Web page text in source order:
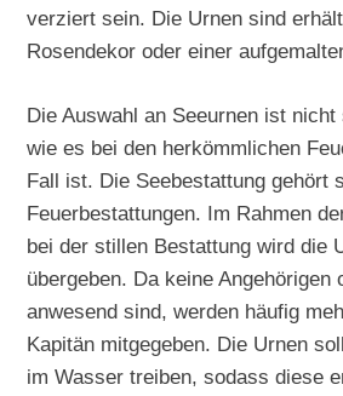
verziert sein. Die Urnen sind
Rosendekor oder einer
Die Auswahl an Seeurnen ist
wie es bei den herkömmlichen
Fall ist. Die Seebestattung gehört
Feuerbestattungen. Im Rahmen
bei der stillen Bestattung wird die
übergeben. Da keine Angehörigen
anwesend sind, werden häufig
Kapitän mitgegeben. Die Urnen
im Wasser treiben, sodass diese